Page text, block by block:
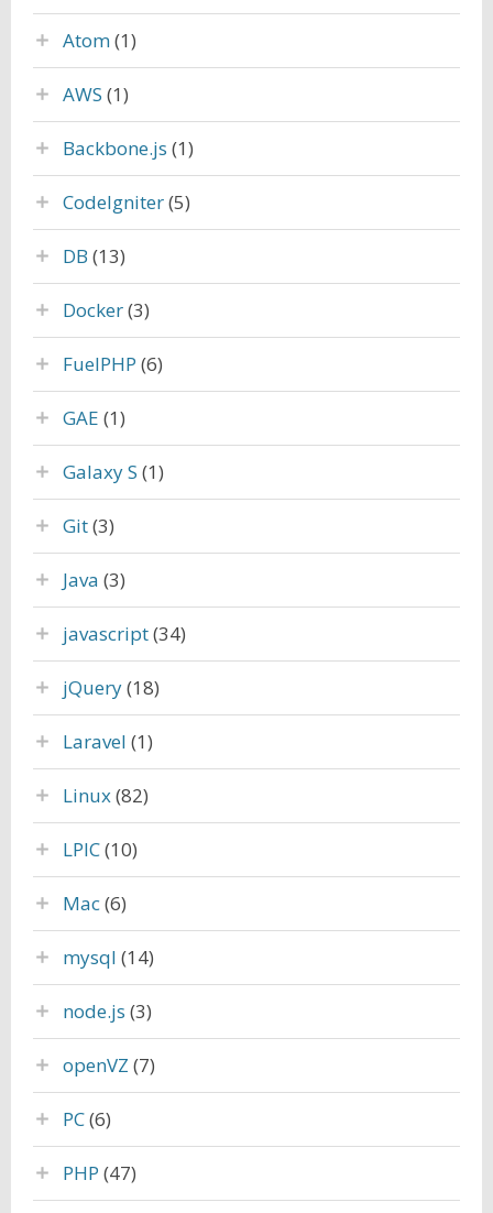
Atom(1)
AWS (1)
Backbone.js (1)
CodeIgniter(5)
DB (13)
Docker(3)
FuelPHP (6)
GAE (1)
Galaxy S (1)
Git(3)
Java (3)
javascript(34)
jQuery(18)
Laravel (1)
Linux(82)
LPIC(10)
Mac(6)
mysql (14)
node.js (3)
openVZ (7)
PC(6)
PHP (47)